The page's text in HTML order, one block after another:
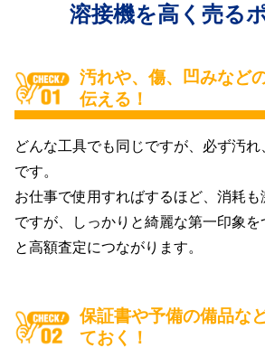
溶接機を高く売る
汚れや、傷、凹みなど
伝える！
どんな工具でも同じですが、必ず汚
です。
お仕事で使用すればするほど、消耗も
ですが、しっかりと綺麗な第一印象
と高額査定につながります。
保証書や予備の備品な
ておく！